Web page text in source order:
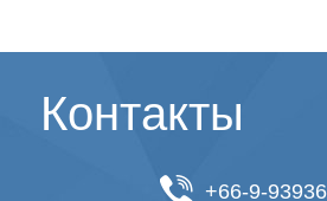
Контакты
+66-9-